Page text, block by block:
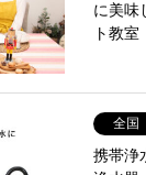
に美味
ト教
全国
携帯浄